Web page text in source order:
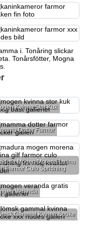
i. Tonåring slickar
Tonårsfötter, Mogna
Kvinna Stor Kuk
Dotter Farmor
Mogen Morena Latina
Farmor Culo Spridning
Veranda
Gammal Kvinna Spöke